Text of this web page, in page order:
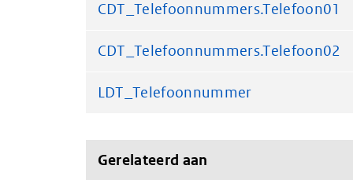
CDT_Telefoonnummers.Telefoon01
CDT_Telefoonnummers.Telefoon02
LDT_Telefoonnummer
Gerelateerd aan